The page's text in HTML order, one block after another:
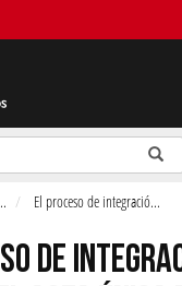
Enviar
Buscar
El proceso de integració...
DE